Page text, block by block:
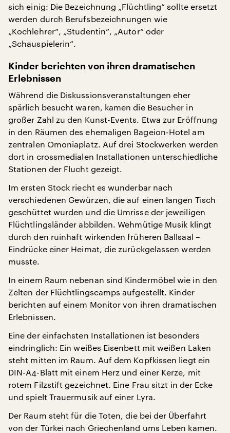
sich einig: Die Bezeichnung „Flüchtling“ sollte ersetzt
werden durch Berufsbezeichnungen wie
„Kochlehrer“, „Studentin“, „Autor“ oder
„Schauspielerin“.
Kinder berichten von ihren dramatischen
Erlebnissen
Während die Diskussionsveranstaltungen eher
spärlich besucht waren, kamen die Besucher in
großer Zahl zu den Kunst-Events. Etwa zur Eröffnung
in den Räumen des ehemaligen Bageion-Hotel am
zentralen Omoniaplatz. Auf drei Stockwerken werden
dort in crossmedialen Installationen unterschiedliche
Stationen der Flucht gezeigt.
Im ersten Stock riecht es wunderbar nach
verschiedenen Gewürzen, die auf einen langen Tisch
geschüttet wurden und die Umrisse der jeweiligen
Flüchtlingsländer abbilden. Wehmütige Musik klingt
durch den ruinhaft wirkenden früheren Ballsaal –
Eindrücke einer Heimat, die zurückgelassen werden
musste.
In einem Raum nebenan sind Kindermöbel wie in den
Zelten der Flüchtlingscamps aufgestellt. Kinder
berichten auf einem Monitor von ihren dramatischen
Erlebnissen.
Eine der einfachsten Installationen ist besonders
eindringlich: Ein weißes Eisenbett mit weißen Laken
steht mitten im Raum. Auf dem Kopfkissen liegt ein
DIN-A4-Blatt mit einem Herz und einer Kerze, mit
rotem Filzstift gezeichnet. Eine Frau sitzt in der Ecke
und spielt Trauermusik auf einer Lyra.
Der Raum steht für die Toten, die bei der Überfahrt
von der Türkei nach Griechenland ums Leben kamen.